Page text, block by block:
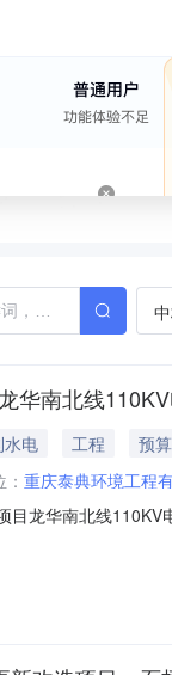
华南北线
水电 工程
预
重庆泰典环境工程
目龙华南北线
选机构名称:重庆泰